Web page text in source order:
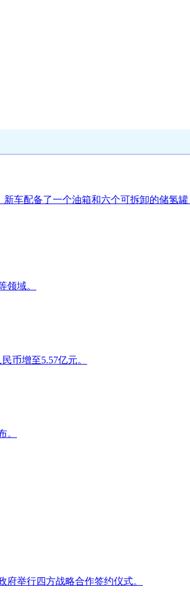
车配备了一个油箱和六个可拆卸的储氢
领域。
币增至5.57亿元。
。
举行四方战略合作签约仪式。